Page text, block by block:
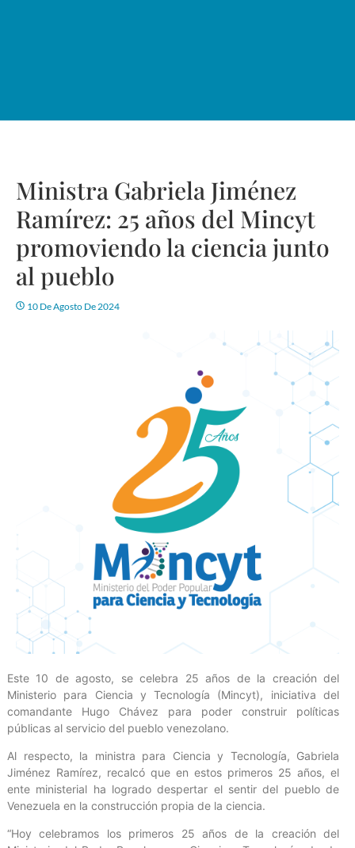
Ministra Gabriela Jiménez
Ramírez: 25 años del Mincyt
promoviendo la ciencia junto
al pueblo
10 De Agosto De 2024
Este 10 de agosto, se celebra 25 años de la creación del
Ministerio para Ciencia y Tecnología (Mincyt), iniciativa del
comandante Hugo Chávez para poder construir políticas
públicas al servicio del pueblo venezolano.
Al respecto, la ministra para Ciencia y Tecnología, Gabriela
Jiménez Ramírez, recalcó que en estos primeros 25 años, el
ente ministerial ha logrado despertar el sentir del pueblo de
Venezuela en la construcción propia de la ciencia.
“Hoy celebramos los primeros 25 años de la creación del